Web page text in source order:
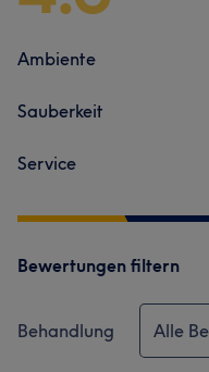
Ambiente
Sauberkeit
Service
Bewertungen filtern
Behandlung Alle